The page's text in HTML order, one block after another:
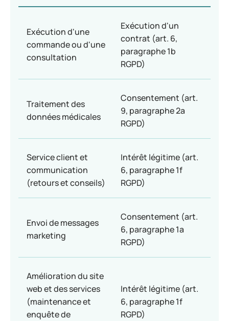
Exécution d'une
commande ou d'une
consultation
Exécution d'un
contrat (art. 6,
paragraphe 1b
RGPD)
Traitement des
données médicales
Consentement (art.
9, paragraphe 2a
RGPD)
Service client et
communication
(retours et conseils)
Intérêt légitime (art.
6, paragraphe 1f
RGPD)
Envoi de messages
marketing
Consentement (art.
6, paragraphe 1a
RGPD)
Amélioration du site
web et des services
(maintenance et
enquête de
Intérêt légitime (art.
6, paragraphe 1f
RGPD)